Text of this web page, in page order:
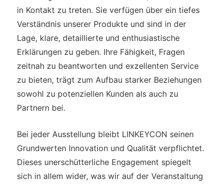
in Kontakt zu treten. Sie verfügen über ein tiefes
Verständnis unserer Produkte und sind in der
Lage, klare, detaillierte und enthusiastische
Erklärungen zu geben. Ihre Fähigkeit, Fragen
zeitnah zu beantworten und exzellenten Service
zu bieten, trägt zum Aufbau starker Beziehungen
sowohl zu potenziellen Kunden als auch zu
Partnern bei.
Bei jeder Ausstellung bleibt LINKEYCON seinen
Grundwerten Innovation und Qualität verpflichtet.
Dieses unerschütterliche Engagement spiegelt
sich in allem wider, was wir auf der Veranstaltung